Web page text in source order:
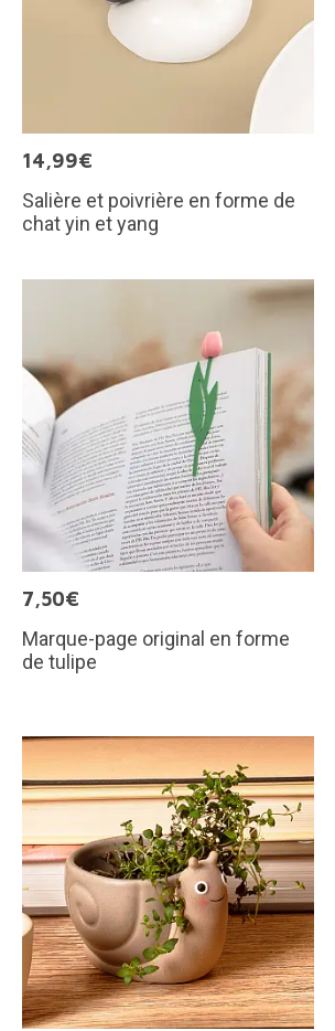
14,99€
Salière et poivrière en forme de
chat yin et yang
7,50€
Marque-page original en forme
de tulipe